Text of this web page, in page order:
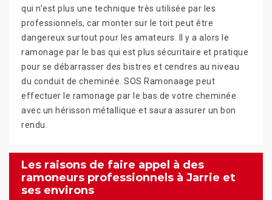
qui n’est plus une technique très utilisée par les
professionnels, car monter sur le toit peut être
dangereux surtout pour les amateurs. Il y a alors le
ramonage par le bas qui est plus sécuritaire et pratique
pour se débarrasser des bistres et cendres au niveau
du conduit de cheminée. SOS Ramonaage peut
effectuer le ramonage par le bas de votre cheminée
avec un hérisson métallique et saura assurer un bon
rendu.
Les raisons de faire appel à des
ramoneurs professionnels à Jarrie et
ses environs